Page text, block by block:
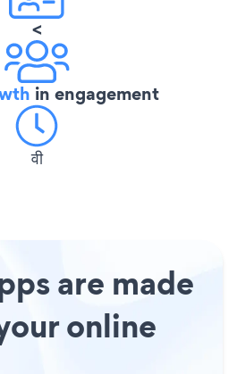
<
in engagement
वी
are made
online